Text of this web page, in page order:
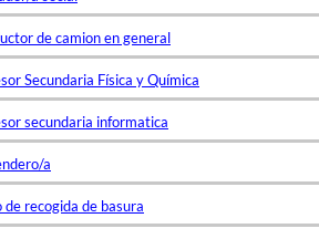
de camion en general
Secundaria Física y Química
secundaria informatica
a
de recogida de basura